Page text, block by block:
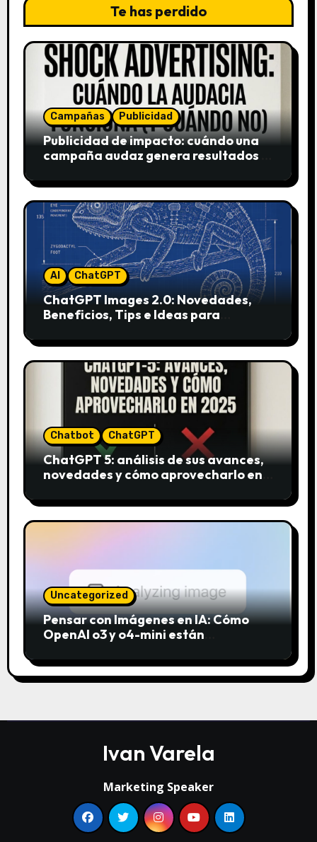
Te has perdido
Campañas Publicidad
Publicidad de impacto: cuándo una
campaña audaz genera resultados y
AI ChatGPT
ChatGPT Images 2.0: Novedades,
Beneficios, Tips e Ideas para
Chatbot ChatGPT
ChatGPT 5: análisis de sus avances,
novedades y cómo aprovecharlo en
Uncategorized
Pensar con Imágenes en IA: Cómo
OpenAI o3 y o4-mini están
Ivan Varela
Marketing Speaker